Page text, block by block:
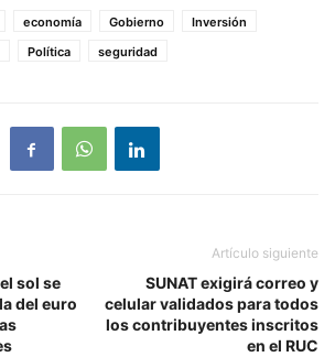
economía Gobierno
Inversión
Política seguridad
sol se
del euro
Artículo siguiente
SUNAT exigirá correo y
celular validados para todos
los contribuyentes inscritos
en el RUC